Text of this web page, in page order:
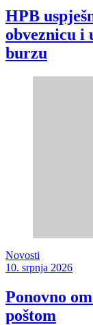
HPB
obveznicu i
burzu
Novosti
10. srpnja 2026
Ponovno
poštom